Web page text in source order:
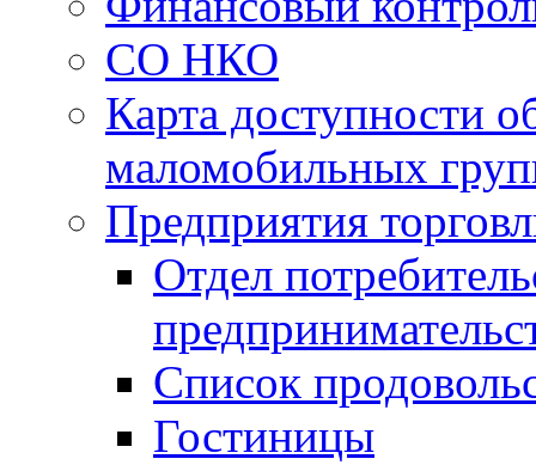
СО НКО
Карта доступности
маломобильных
Предприятия
Отдел
Список
Гостиницы